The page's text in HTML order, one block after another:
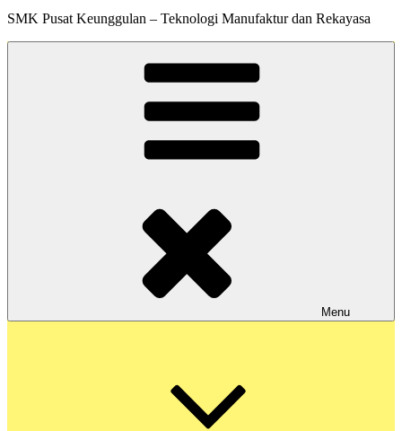
SMK Pusat Keunggulan – Teknologi Manufaktur dan Rekayasa
Menu